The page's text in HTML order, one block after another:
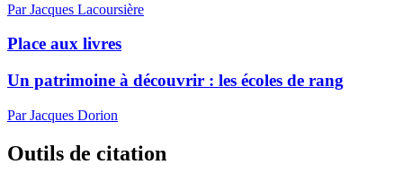
Par Jacques Lacoursière
Place aux livres
Un patrimoine à découvrir : les écoles de rang
Par Jacques Dorion
Outils de citation